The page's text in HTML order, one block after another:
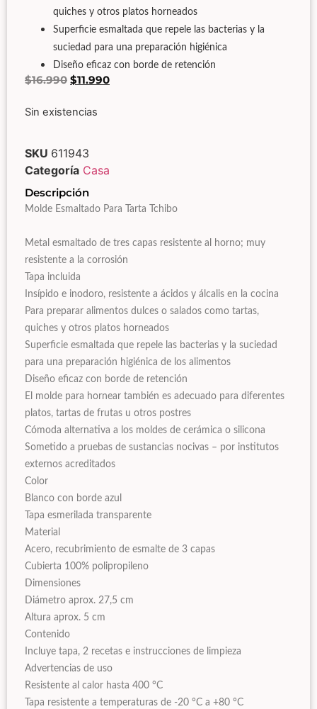
quiches y otros platos horneados
Superficie esmaltada que repele las bacterias y la
suciedad para una preparación higiénica
Diseño eficaz con borde de retención
$16.990 $11.990
Sin existencias
SKU 611943
Categoría Casa
Descripción
Molde Esmaltado Para Tarta Tchibo
Metal esmaltado de tres capas resistente al horno; muy
resistente a la corrosión
Tapa incluida
Insípido e inodoro, resistente a ácidos y álcalis en la cocina
Para preparar alimentos dulces o salados como tartas,
quiches y otros platos horneados
Superficie esmaltada que repele las bacterias y la suciedad
para una preparación higiénica de los alimentos
Diseño eficaz con borde de retención
El molde para hornear también es adecuado para diferentes
platos, tartas de frutas u otros postres
Cómoda alternativa a los moldes de cerámica o silicona
Sometido a pruebas de sustancias nocivas – por institutos
externos acreditados
Color
Blanco con borde azul
Tapa esmerilada transparente
Material
Acero, recubrimiento de esmalte de 3 capas
Cubierta 100% polipropileno
Dimensiones
Diámetro aprox. 27,5 cm
Altura aprox. 5 cm
Contenido
Incluye tapa, 2 recetas e instrucciones de limpieza
Advertencias de uso
Resistente al calor hasta 400 °C
Tapa resistente a temperaturas de -20 °C a +80 °C